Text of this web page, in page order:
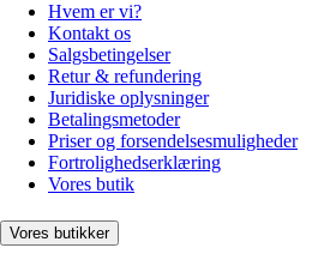
Hvem er vi?
Kontakt os
Salgsbetingelser
Retur & refundering
Juridiske oplysninger
Betalingsmetoder
Priser og forsendelsesmuligheder
Fortrolighedserklæring
Vores butik
Vores butikker